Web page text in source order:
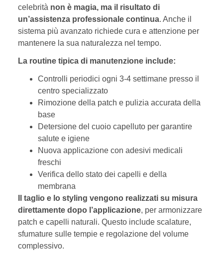
celebrità non è magia, ma il risultato di
un’assistenza professionale continua. Anche il
sistema più avanzato richiede cura e attenzione per
mantenere la sua naturalezza nel tempo.
La routine tipica di manutenzione include:
Controlli periodici ogni 3-4 settimane presso il
centro specializzato
Rimozione della patch e pulizia accurata della
base
Detersione del cuoio capelluto per garantire
salute e igiene
Nuova applicazione con adesivi medicali
freschi
Verifica dello stato dei capelli e della
membrana
Il taglio e lo styling vengono realizzati su misura
direttamente dopo l’applicazione, per armonizzare
patch e capelli naturali. Questo include scalature,
sfumature sulle tempie e regolazione del volume
complessivo.